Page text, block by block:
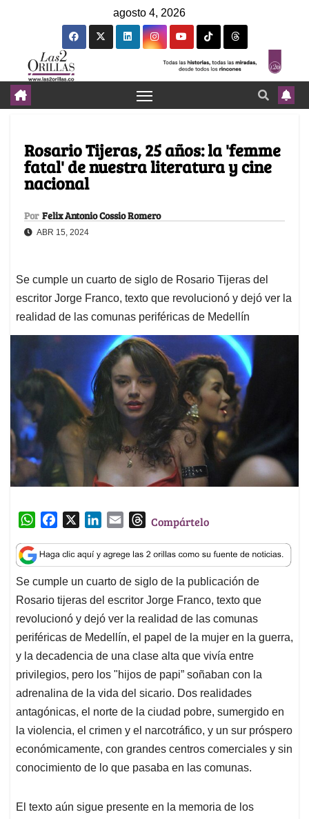
agosto 4, 2026
Rosario Tijeras, 25 años: la 'femme
fatal' de nuestra literatura y cine
nacional
Por Felix Antonio Cossio Romero
ABR 15, 2024
Se cumple un cuarto de siglo de Rosario Tijeras del
escritor Jorge Franco, texto que revolucionó y dejó ver la
realidad de las comunas periféricas de Medellín
W
a
t
s
A
p
p
c
e
b
o
o
k
n
k
e
d
I
n
a
i
l
T
r
e
a
d
s
Compártelo
Se cumple un cuarto de siglo de la publicación de
Rosario tijeras del escritor Jorge Franco, texto que
revolucionó y dejó ver la realidad de las comunas
periféricas de Medellín, el papel de la mujer en la guerra,
y la decadencia de una clase alta que vivía entre
privilegios, pero los "hijos de papi” soñaban con la
adrenalina de la vida del sicario. Dos realidades
antagónicas, el norte de la ciudad pobre, sumergido en
la violencia, el crimen y el narcotráfico, y un sur próspero
económicamente, con grandes centros comerciales y sin
conocimiento de lo que pasaba en las comunas.
El texto aún sigue presente en la memoria de los